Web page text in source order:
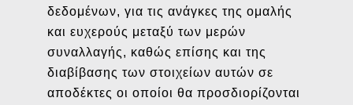
δεδομένων, για τις ανάγκες της ομαλής
και ευχερούς μεταξύ των μερών
συναλλαγής, καθώς επίσης και της
διαβίβασης των στοιχείων αυτών σε
αποδέκτες οι οποίοι θα προσδιορίζονται